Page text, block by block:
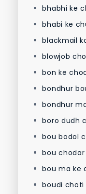
bhabhi ke
bhabi ke
blackmail
blowjob
bon ke
bondhur
bondhur
boro dudh
bou bodol
bou
bou ma ke
boudi choti